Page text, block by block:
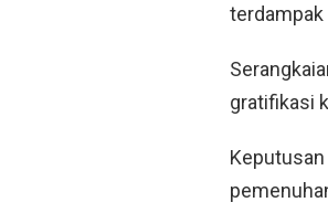
terdampak
gratifikasi